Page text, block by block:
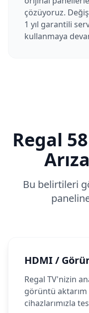
çözüyoruz.
1 yıl garantili
kullanmaya
Regal
Bu belirtileri
HDMI /
Regal TV'nizin
görüntü aktarım
cihazlarımızla